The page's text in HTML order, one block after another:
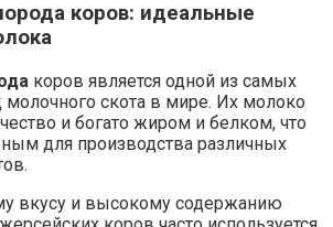
коров: идеальные
коров является одной из самых
молочного скота в мире. Их молоко
и богато жиром и белком, что
для производства различных
вкусу и высокому содержанию